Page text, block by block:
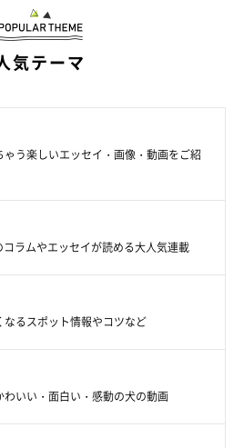
ブログとSNS
ます。
載っています。
気テーマ
う楽しいエッセイ・画像・動画をご紹
ラムやエッセイが読める大人気連載
るスポット情報やコツなど
いい・面白い・感動の犬の動画